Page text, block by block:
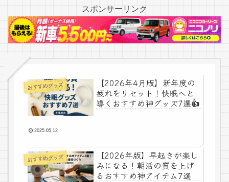
スポンサーリンク
おすすめグッズ
【2026年4月版】新年度の
疲れをリセット！快眠へと
導くおすすめ神グッズ7選👍
2025.05.12
おすすめグッズ
【2026年版】早起きが楽し
みになる！朝活の質を上げ
るおすすめ神アイテム7選